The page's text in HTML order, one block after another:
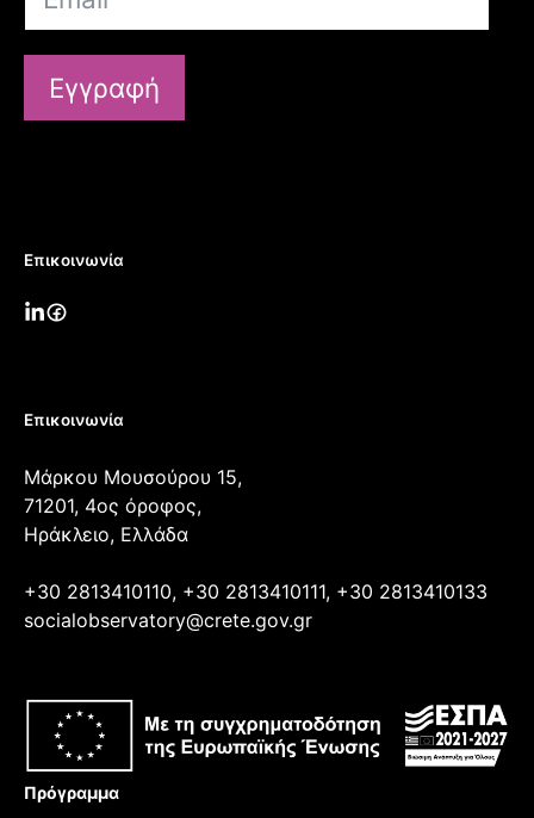
Εγγραφή
Επικοινωνία
Επικοινωνία
Μάρκου Μουσούρου 15,
71201, 4ος όροφος,
Ηράκλειο, Ελλάδα
+30 2813410110, +30 2813410111, +30 2813410133
socialobservatory@crete.gov.gr
Πρόγραμμα